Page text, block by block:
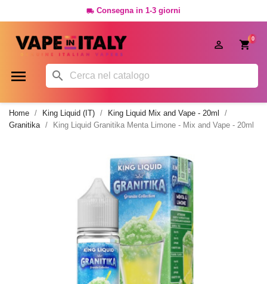
 Consegna in 1-3 giorni
0

 
Home King Liquid (IT)
King Liquid Mix and Vape - 20ml
Granitika
King Liquid Granitika Menta Limone - Mix and Vape - 20ml